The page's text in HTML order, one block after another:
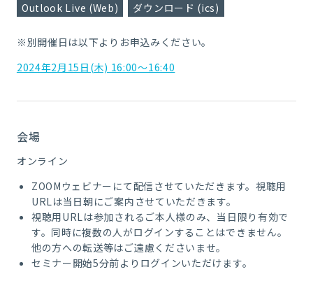
Outlook Live (Web)
ダウンロード (ics)
※別開催日は以下よりお申込みください。
2024年2月15日(木) 16:00～16:40
会場
オンライン
ZOOMウェビナーにて配信させていただきます。視聴用
URLは当日朝にご案内させていただきます。
視聴用URLは参加されるご本人様のみ、当日限り有効で
す。同時に複数の人がログインすることはできません。
他の方への転送等はご遠慮くださいませ。
セミナー開始5分前よりログインいただけます。